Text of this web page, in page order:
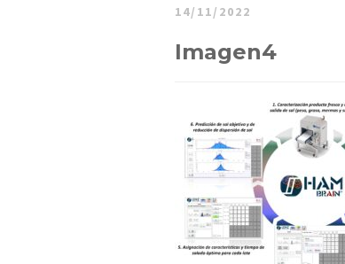
14/11/2022
Imagen4